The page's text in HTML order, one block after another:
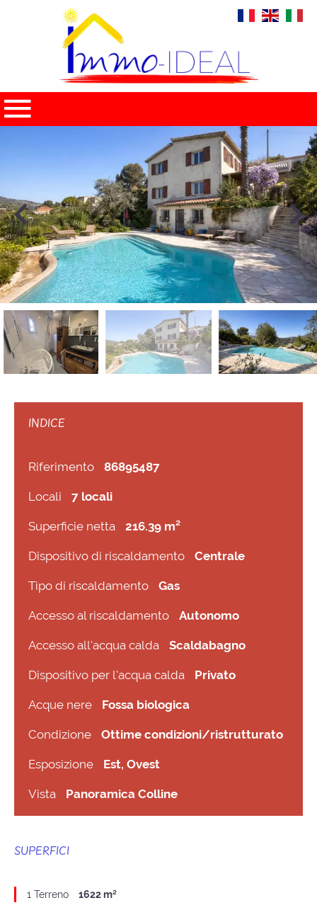
INDICE
Riferimento 86895487
Locali 7 locali
Superficie netta 216.39 m²
Dispositivo di riscaldamento Centrale
Tipo di riscaldamento Gas
Accesso al riscaldamento Autonomo
Accesso all'acqua calda Scaldabagno
Dispositivo per l'acqua calda Privato
Acque nere Fossa biologica
Condizione Ottime condizioni/ristrutturato
Esposizione Est, Ovest
Vista Panoramica Colline
SUPERFICI
1 Terreno 1622 m²